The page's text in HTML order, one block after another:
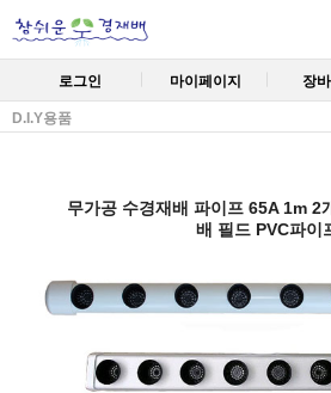
로그인 마이페이지 장
D.I.Y용품
무가공 수경재배 파이프 65A 1m 2
배 필드 PVC파이